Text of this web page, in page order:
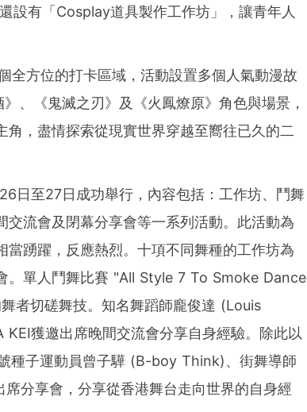
設有「Cosplay道具製作工作坊」，讓青年人
全方位的打卡區域，活動設置多個人氣動漫故
、《鬼滅之刃》及《火鳳燎原》角色與場景，
角，盡情探索從現實世界穿越至嚮往已久的二
日至27日成功舉行，內容包括：工作坊、鬥舞
流會及閉幕分享會等一系列活動。此活動為
踴躍，反應熱烈。十項不同舞種的工作坊為
。單人鬥舞比賽 "All Style 7 To Smoke Dance
者切磋舞技。知名舞蹈師龐俊達 (Louis
獲邀出席晚間交流會分享自身經驗。除此以
種子運動員曾子驊 (B-boy Think)、街舞導師
分享會，分享從香港舞台走向世界的自身經